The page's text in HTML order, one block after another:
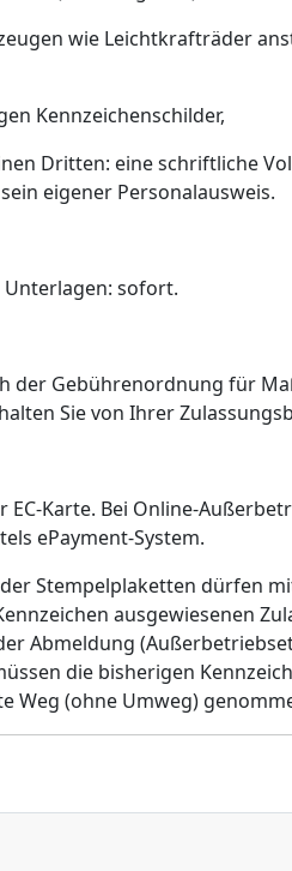
wie Leichtkrafträder
Kennzeichenschilder,
Dritten: eine schriftliche
eigener Personalausweis.
sofort.
der Gebührenordnung für
Sie von Ihrer
Karte. Bei Online-
ePayment-System.
Stempelplaketten dürfen
ausgewiesenen
Abmeldung
die bisherigen
Weg (ohne Umweg)